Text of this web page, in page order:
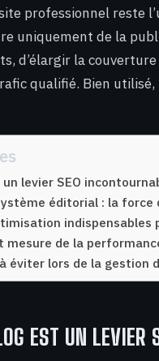
professionnel reste
uniquement de la
d’élargir la
qualifié. Bien
levier SEO
éditorial : la
mesure de la
éviter lors de la gestion
EST UN LEVIER